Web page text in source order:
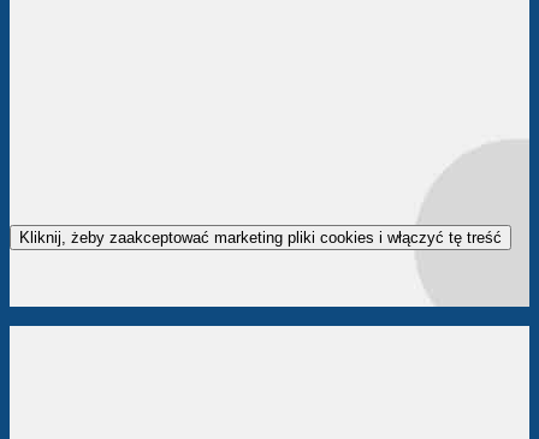
Kliknij, żeby zaakceptować marketing pliki cookies i włączyć tę treść